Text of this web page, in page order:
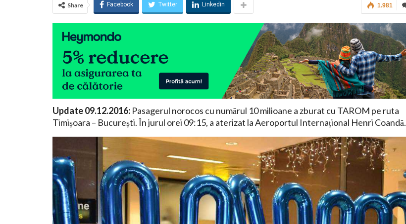
1.981
Share Facebook Twitter Linkedin
Update 09.12.2016: Pasagerul norocos cu numărul 10 milioane a zburat cu TAROM pe ruta
Timișoara – București. În jurul orei 09:15, a aterizat la Aeroportul Internațional Henri Coandă.